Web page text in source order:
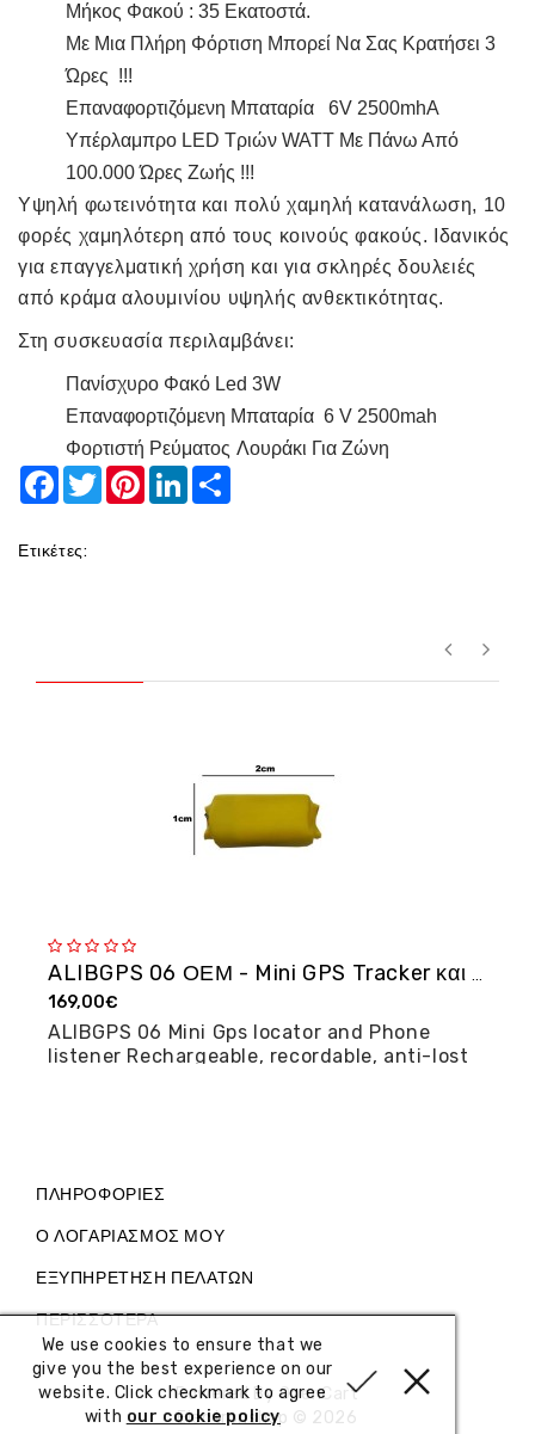
Μήκος Φακού : 35 Εκατοστά.
Με Μια Πλήρη Φόρτιση Μπορεί Να Σας Κρατήσει 3
Ώρες !!!
Επαναφορτιζόμενη Μπαταρία 6V 2500mhA
Υπέρλαμπρο LED Τριών WATT Με Πάνω Από
100.000 Ώρες Ζωής !!!
Υψηλή φωτεινότητα και πολύ χαμηλή κατανάλωση, 10
φορές χαμηλότερη από τους κοινούς φακούς. Ιδανικός
για επαγγελματική χρήση και για σκληρές δουλειές
από κράμα αλουμινίου υψηλής ανθεκτικότητας.
Στη συσκευασία περιλαμβάνει:
Πανίσχυρο Φακό Led 3W
Επαναφορτιζόμενη Μπαταρία 6 V 2500mah
Φορτιστή Ρεύματος Λουράκι Για Ζώνη
Facebook
TwitterPinterestLinkedIn
Ετικέτες:
ALIBGPS 06 ΟΕΜ - Mini GPS Tracker και φω�...
169,00€
ALIBGPS 06 Mini Gps locator and Phone
listener Rechargeable, recordable, anti-lost
ΠΛΗΡΟΦΟΡΊΕΣ
Ο ΛΟΓΑΡΙΑΣΜΌΣ ΜΟΥ
ΕΞΥΠΗΡΈΤΗΣΗ ΠΕΛΑΤΏΝ
ΠΕΡΙΣΣΌΤΕΡΑ
Powered ByOpenCart
Electronshop © 2026
We use cookies to ensure that we
give you the best experience on our
website. Click checkmark to agree
with our cookie policy